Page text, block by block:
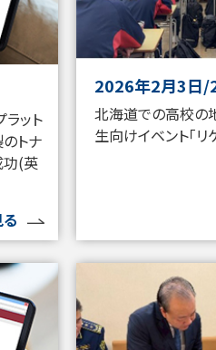
ット
トナ
功(英
2026年2月3日/
北海道での高校の
生向けイベント「